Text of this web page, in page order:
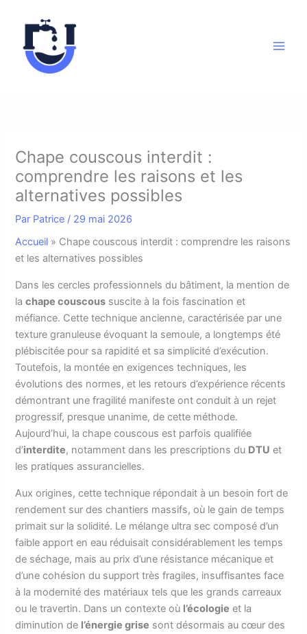
Chape couscous interdit :
comprendre les raisons et les
alternatives possibles
Par Patrice / 29 mai 2026
Accueil » Chape couscous interdit : comprendre les raisons
et les alternatives possibles
Dans les cercles professionnels du bâtiment, la mention de
lachape couscous suscite à la fois fascination et
méfiance. Cette technique ancienne, caractérisée par une
texture granuleuse évoquant la semoule, a longtemps été
plébiscitée pour sa rapidité et sa simplicité d’exécution.
Toutefois, la montée en exigences techniques, les
évolutions des normes, et les retours d’expérience récents
démontrant une fragilité manifeste ont conduit à un rejet
progressif, presque unanime, de cette méthode.
Aujourd’hui, la chape couscous est parfois qualifiée
d’interdite, notamment dans les prescriptions du DTU et
les pratiques assurancielles.
Aux origines, cette technique répondait à un besoin fort de
rendement sur des chantiers massifs, où le gain de temps
primait sur la solidité. Le mélange ultra sec composé d’un
faible apport en eau réduisait considérablement les temps
de séchage, mais au prix d’une résistance mécanique et
d’une cohésion du support très fragiles, insuffisantes face
à la modernité des matériaux tels que les grands carreaux
ou le travertin. Dans un contexte où l’écologie et la
diminution de l’énergie grise sont désormais au cœur des